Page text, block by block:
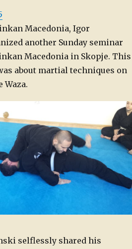
Macedonia, Igor
another Sunday seminar
Macedonia in Skopje. This
about martial techniques on
Waza.
selflessly shared his